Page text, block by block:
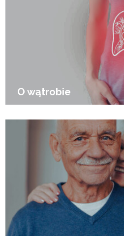
O wątrobie